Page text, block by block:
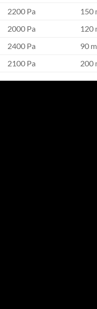
2200 Pa 150
2000 Pa 120
2400 Pa 90
2100 Pa 200